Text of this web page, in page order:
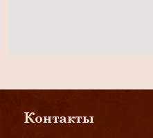
Контакты